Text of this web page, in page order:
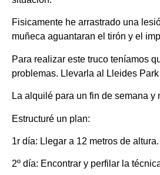
Fisicamente he arrastrado una
muñeca aguantaran el tirón y el
Para realizar este truco teníamos
problemas. Llevarla al Lleides
La alquilé para un fin de semana y
Estructuré un plan:
1r día: Llegar a 12 metros de altura.
2º día: Encontrar y perfilar la